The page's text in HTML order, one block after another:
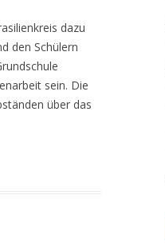
dazu
den Schülern
sein. Die
über das